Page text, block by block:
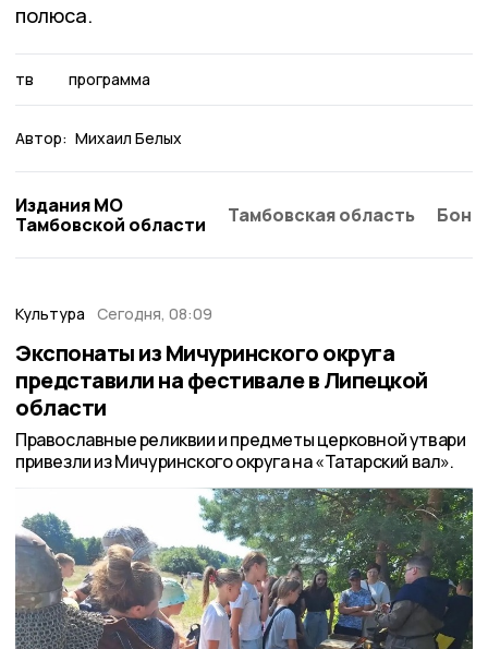
полюса.
тв программа
Автор: Михаил Белых
Издания МО
Тамбовской области
Тамбовская область
Культура Сегодня, 08:09
Экспонаты из Мичуринского округа
представили на фестивале в Липецкой
области
Православные реликвии и предметы церковной утвари
привезли из Мичуринского округа на «Татарский вал».